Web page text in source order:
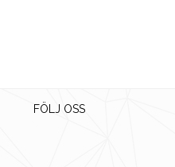
FÖLJ OSS